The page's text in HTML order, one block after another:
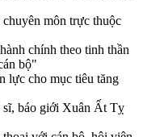
môn trực thuộc
chính theo tinh thần
bộ"
lực cho mục tiêu tăng
sĩ, báo giới Xuân Ất Tỵ